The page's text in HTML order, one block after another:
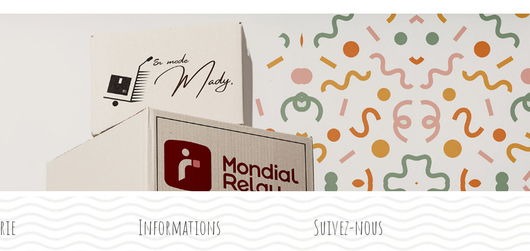
Informations Suivez-nous